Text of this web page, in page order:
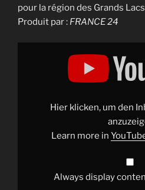
pour la région des Grands Lacs
Produit par : FRANCE 24
Display
Hier klicken, um den
Learn more in
Always display